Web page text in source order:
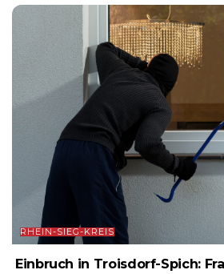
RHEIN-SIEG-KREIS
Einbruch in Troisdorf-Spich: